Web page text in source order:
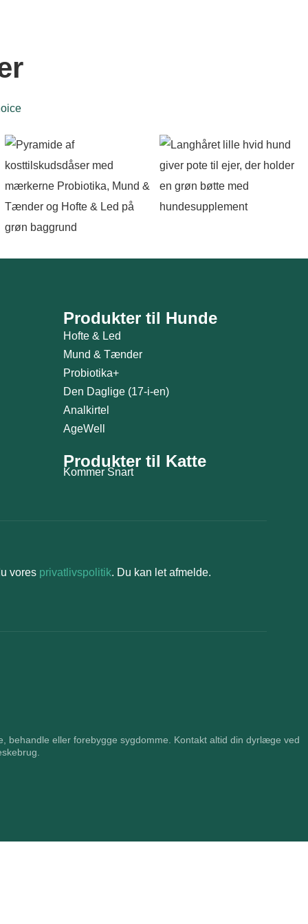
Produkter til Hunde
Hofte & Led
Mund & Tænder
Probiotika+
Den Daglige (17-i-en)
Analkirtel
AgeWell
Produkter til Katte
Kommer Snart
vores privatlivspolitik. Du kan let afmelde.
behandle eller forebygge sygdomme. Kontakt altid din dyrlæge ved